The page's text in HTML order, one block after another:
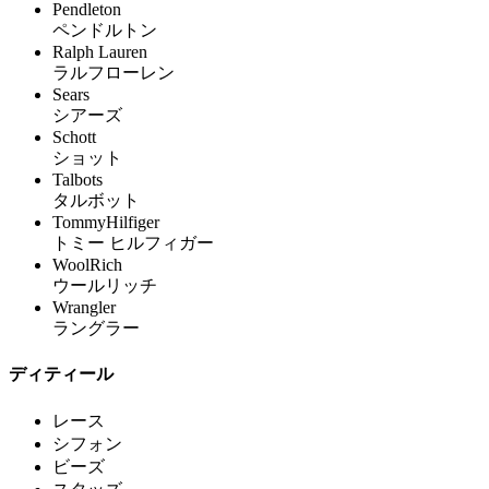
Pendleton
ペンドルトン
Ralph Lauren
ラルフローレン
Sears
シアーズ
Schott
ショット
Talbots
タルボット
TommyHilfiger
トミー ヒルフィガー
WoolRich
ウールリッチ
Wrangler
ラングラー
ディティール
レース
シフォン
ビーズ